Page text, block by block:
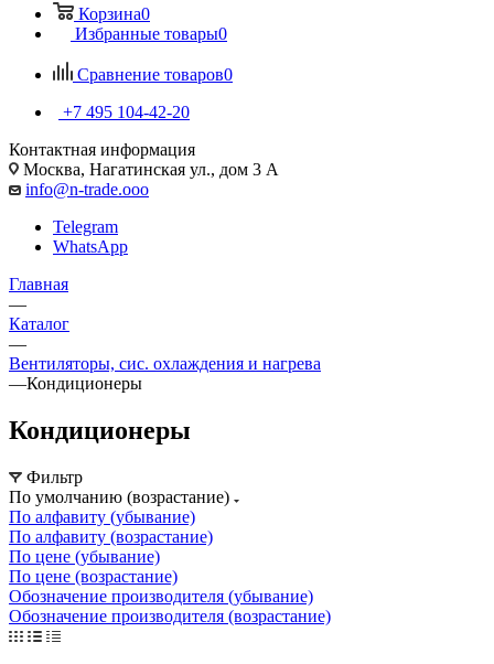
Корзина0
Избранные товары0
Сравнение товаров0
+7 495 104-42-20
Контактная информация
Москва, Нагатинская ул., дом 3 А
info@n-trade.ooo
Telegram
WhatsApp
Главная
—
Каталог
—
Вентиляторы, сис. охлаждения и нагрева
—Кондиционеры
Кондиционеры
Фильтр
По умолчанию (возрастание)
По алфавиту (убывание)
По алфавиту (возрастание)
По цене (убывание)
По цене (возрастание)
Обозначение производителя (убывание)
Обозначение производителя (возрастание)